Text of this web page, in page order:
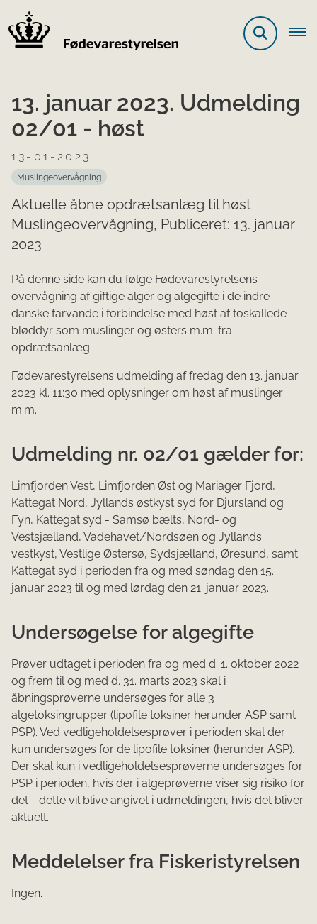
13. januar 2023. Udmelding
02/01 - høst
13-01-2023
Muslingeovervågning
Aktuelle åbne opdrætsanlæg til høst
Muslingeovervågning, Publiceret: 13. januar
2023
På denne side kan du følge Fødevarestyrelsens
overvågning af giftige alger og algegifte i de indre
danske farvande i forbindelse med høst af toskallede
bløddyr som muslinger og østers m.m. fra
opdrætsanlæg.
Fødevarestyrelsens udmelding af fredag den 13. januar
2023 kl. 11:30 med oplysninger om høst af muslinger
m.m.
Udmelding nr. 02/01 gælder for:
Limfjorden Vest, Limfjorden Øst og Mariager Fjord,
Kattegat Nord, Jyllands østkyst syd for Djursland og
Fyn, Kattegat syd - Samsø bælts, Nord- og
Vestsjælland, Vadehavet/Nordsøen og Jyllands
vestkyst, Vestlige Østersø, Sydsjælland, Øresund, samt
Kattegat syd i perioden fra og med søndag den 15.
januar 2023 til og med lørdag den 21. januar 2023.
Undersøgelse for algegifte
Prøver udtaget i perioden fra og med d. 1. oktober 2022
og frem til og med d. 31. marts 2023 skal i
åbningsprøverne undersøges for alle 3
algetoksingrupper (lipofile toksiner herunder ASP samt
PSP). Ved vedligeholdelsesprøver i perioden skal der
kun undersøges for de lipofile toksiner (herunder ASP).
Der skal kun i vedligeholdelsesprøverne undersøges for
PSP i perioden, hvis der i algeprøverne viser sig risiko for
det - dette vil blive angivet i udmeldingen, hvis det bliver
aktuelt.
Meddelelser fra Fiskeristyrelsen
Ingen.